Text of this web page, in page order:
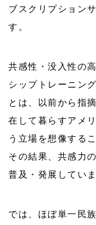
ブスクリプション
す。
共感性・没入性の
シップトレーニン
とは、以前から指
在して暮らすアメ
う立場を想像する
その結果、共感力
普及・発展していま
では、ほぼ単一民